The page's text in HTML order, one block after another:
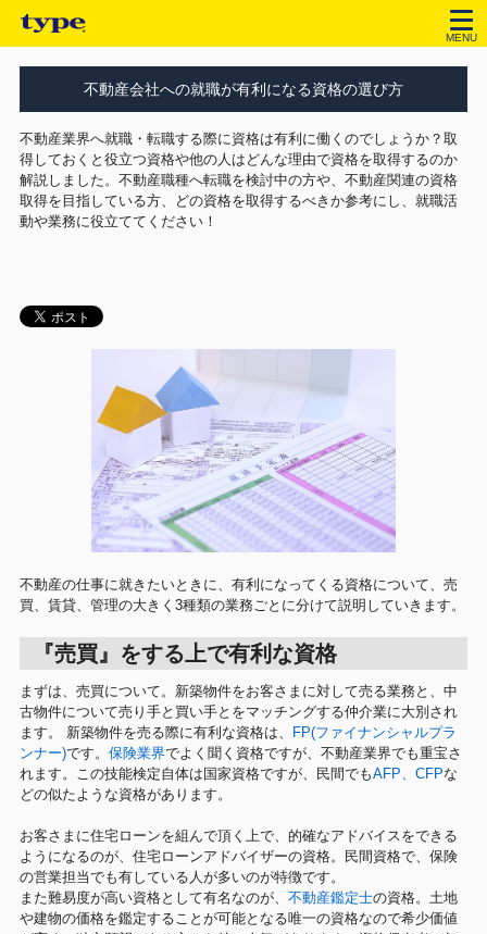
MENU
不動産会社への就職が有利になる資格の選び方
不動産業界へ就職・転職する際に資格は有利に働くのでしょうか？取
得しておくと役立つ資格や他の人はどんな理由で資格を取得するのか
解説しました。不動産職種へ転職を検討中の方や、不動産関連の資格
取得を目指している方、どの資格を取得するべきか参考にし、就職活
動や業務に役立ててください！
不動産の仕事に就きたいときに、有利になってくる資格について、売
買、賃貸、管理の大きく3種類の業務ごとに分けて説明していきます。
『売買』をする上で有利な資格
まずは、売買について。新築物件をお客さまに対して売る業務と、中
古物件について売り手と買い手とをマッチングする仲介業に大別され
ます。 新築物件を売る際に有利な資格は、
FP(ファイナンシャルプラ
ンナー)です。 保険業界でよく聞く資格ですが、不動産業界でも重宝さ
れます。この技能検定自体は国家資格ですが、民間でもAFP、CFPな
どの似たような資格があります。
お客さまに住宅ローンを組んで頂く上で、的確なアドバイスをできる
ようになるのが、住宅ローンアドバイザーの資格。民間資格で、保険
の営業担当でも有している人が多いのが特徴です。
また難易度が高い資格として有名なのが、 不動産鑑定士の資格。土地
や建物の価格を鑑定することが可能となる唯一の資格なので希少価値